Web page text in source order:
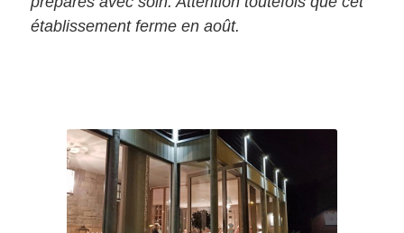
établissement ferme en août.